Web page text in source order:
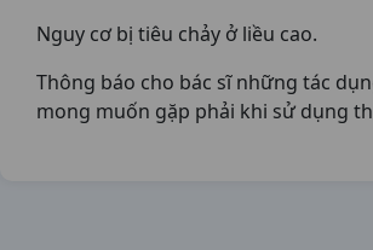
Nguy cơ bị tiêu chảy ở liều cao.
Thông báo cho bác sĩ những tác
mong muốn gặp phải khi sử dụng